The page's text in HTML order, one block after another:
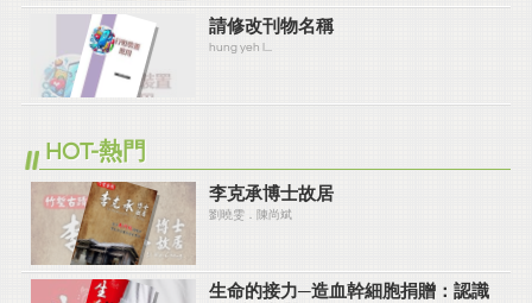
請修改刊物名稱
hung yeh l...
HOT-熱門
李克承博士故居
劉曉雯．陳尚斌
生命的接力─造血幹細胞捐贈：認識